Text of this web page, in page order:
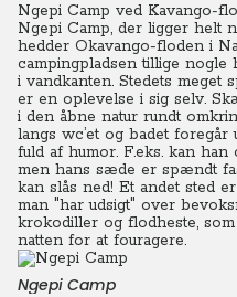
Ngepi Camp ved Kavango-
Ngepi Camp, der ligger helt
hedder Okavango-floden i
campingpladsen tillige
i vandkanten. Stedets meget
er en oplevelse i sig selv.
i den åbne natur rundt
langs wc’et og badet
fuld af humor. F.eks. kan
men hans sæde er spændt
kan slås ned! Et andet sted
man "har udsigt" over
krokodiller og flodheste,
natten for at fouragere.
Ngepi Camp